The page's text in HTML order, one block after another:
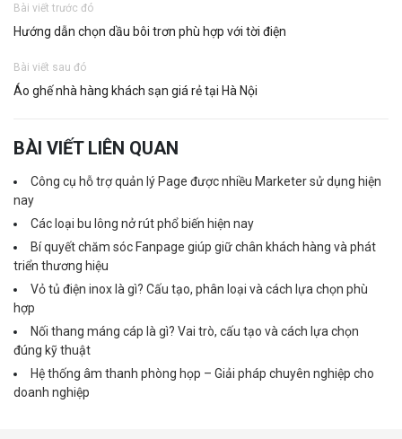
Bài viết trước đó
Hướng dẫn chọn dầu bôi trơn phù hợp với tời điện
Bài viết sau đó
Áo ghế nhà hàng khách sạn giá rẻ tại Hà Nội
BÀI VIẾT LIÊN QUAN
Công cụ hỗ trợ quản lý Page được nhiều Marketer sử dụng hiện
nay
Các loại bu lông nở rút phổ biến hiện nay
Bí quyết chăm sóc Fanpage giúp giữ chân khách hàng và phát
triển thương hiệu
Vỏ tủ điện inox là gì? Cấu tạo, phân loại và cách lựa chọn phù
hợp
Nối thang máng cáp là gì? Vai trò, cấu tạo và cách lựa chọn
đúng kỹ thuật
Hệ thống âm thanh phòng họp – Giải pháp chuyên nghiệp cho
doanh nghiệp